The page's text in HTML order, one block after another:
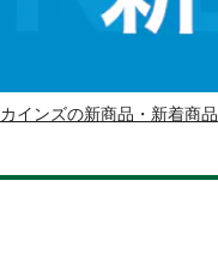
カインズの新商品・新着商品